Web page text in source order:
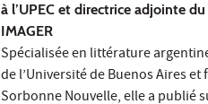
à l’UPEC et directrice adjointe
IMAGER
Spécialisée en littérature
de l’Université de Buenos Aires et
Sorbonne Nouvelle, elle a publié